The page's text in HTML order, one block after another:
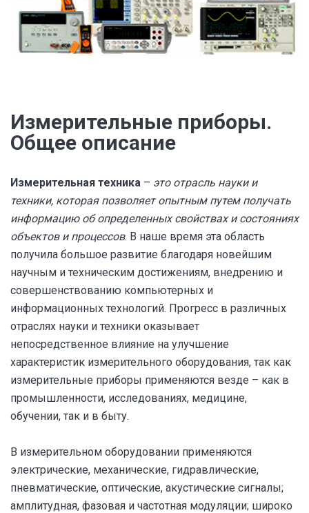
Измерительные приборы.
Общее описание
Измерительная техника – это отрасль науки и
техники, которая позволяет опытным путем получать
информацию об определенных свойствах и состояниях
объектов и процессов. В наше время эта область
получила большое развитие благодаря новейшим
научным и техническим достижениям, внедрению и
совершенствованию компьютерных и
информационных технологий. Прогресс в различных
отраслях науки и техники оказывает
непосредственное влияние на улучшение
характеристик измерительного оборудования, так как
измерительные приборы применяются везде – как в
промышленности, исследованиях, медицине,
обучении, так и в быту.
В измерительном оборудовании применяются
электрические, механические, гидравлические,
пневматические, оптические, акустические сигналы;
амплитудная, фазовая и частотная модуляции; широко